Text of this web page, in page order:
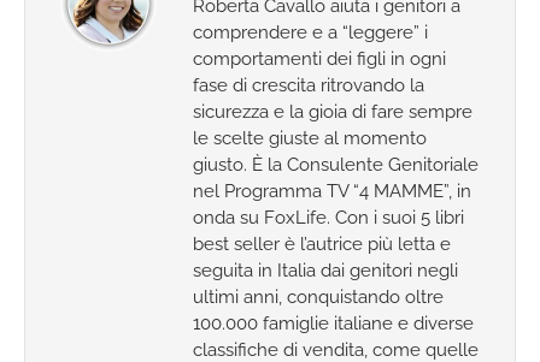
Roberta Cavallo aiuta i genitori a
comprendere e a “leggere” i
comportamenti dei figli in ogni
fase di crescita ritrovando la
sicurezza e la gioia di fare sempre
le scelte giuste al momento
giusto. È la Consulente Genitoriale
nel Programma TV “4 MAMME”, in
onda su FoxLife. Con i suoi 5 libri
best seller è l’autrice più letta e
seguita in Italia dai genitori negli
ultimi anni, conquistando oltre
100.000 famiglie italiane e diverse
classifiche di vendita, come quelle